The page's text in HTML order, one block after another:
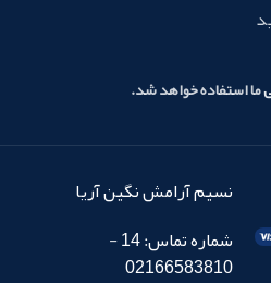
ما استفاده خواهد شد.
نسیم آرامش نگین آریا
شماره تماس: 14 -
02166583810